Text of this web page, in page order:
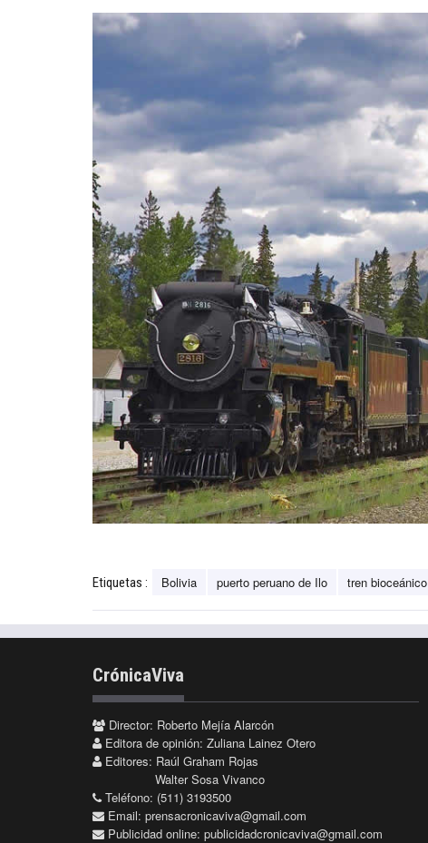
Etiquetas : Bolivia puerto peruano de Ilo tren bioceánico
CrónicaViva
Director: Roberto Mejía Alarcón
Editora de opinión: Zuliana Lainez Otero
Editores: Raúl Graham Rojas
Walter Sosa Vivanco
Teléfono: (511) 3193500
Email: prensacronicaviva@gmail.com
Publicidad online: publicidadcronicaviva@gmail.com